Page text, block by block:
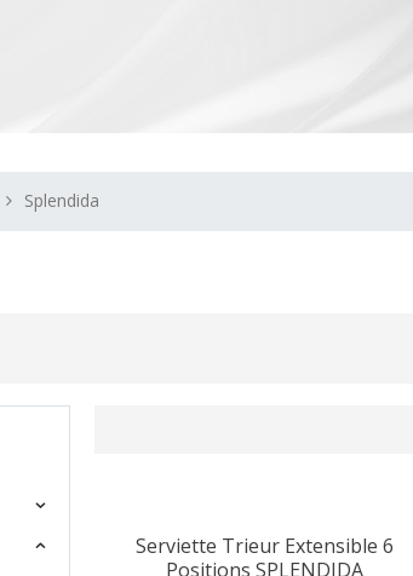
Splendida
Serviette Trieur Extensible 6
Positions SPLENDIDA